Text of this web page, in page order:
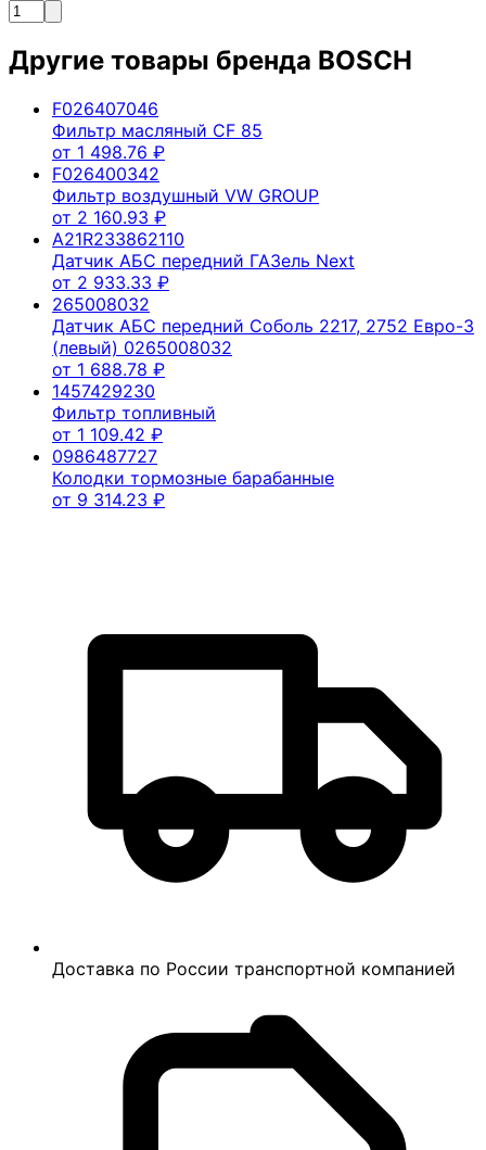
Другие товары бренда BOSCH
F026407046
Фильтр масляный CF 85
от 1 498.76 ₽
F026400342
Фильтр воздушный VW GROUP
от 2 160.93 ₽
A21R233862110
Датчик АБС передний ГАЗель Next
от 2 933.33 ₽
265008032
Датчик АБС передний Соболь 2217, 2752 Евро-3
(левый) 0265008032
от 1 688.78 ₽
1457429230
Фильтр топливный
от 1 109.42 ₽
0986487727
Колодки тормозные барабанные
от 9 314.23 ₽
Доставка по России транспортной компанией